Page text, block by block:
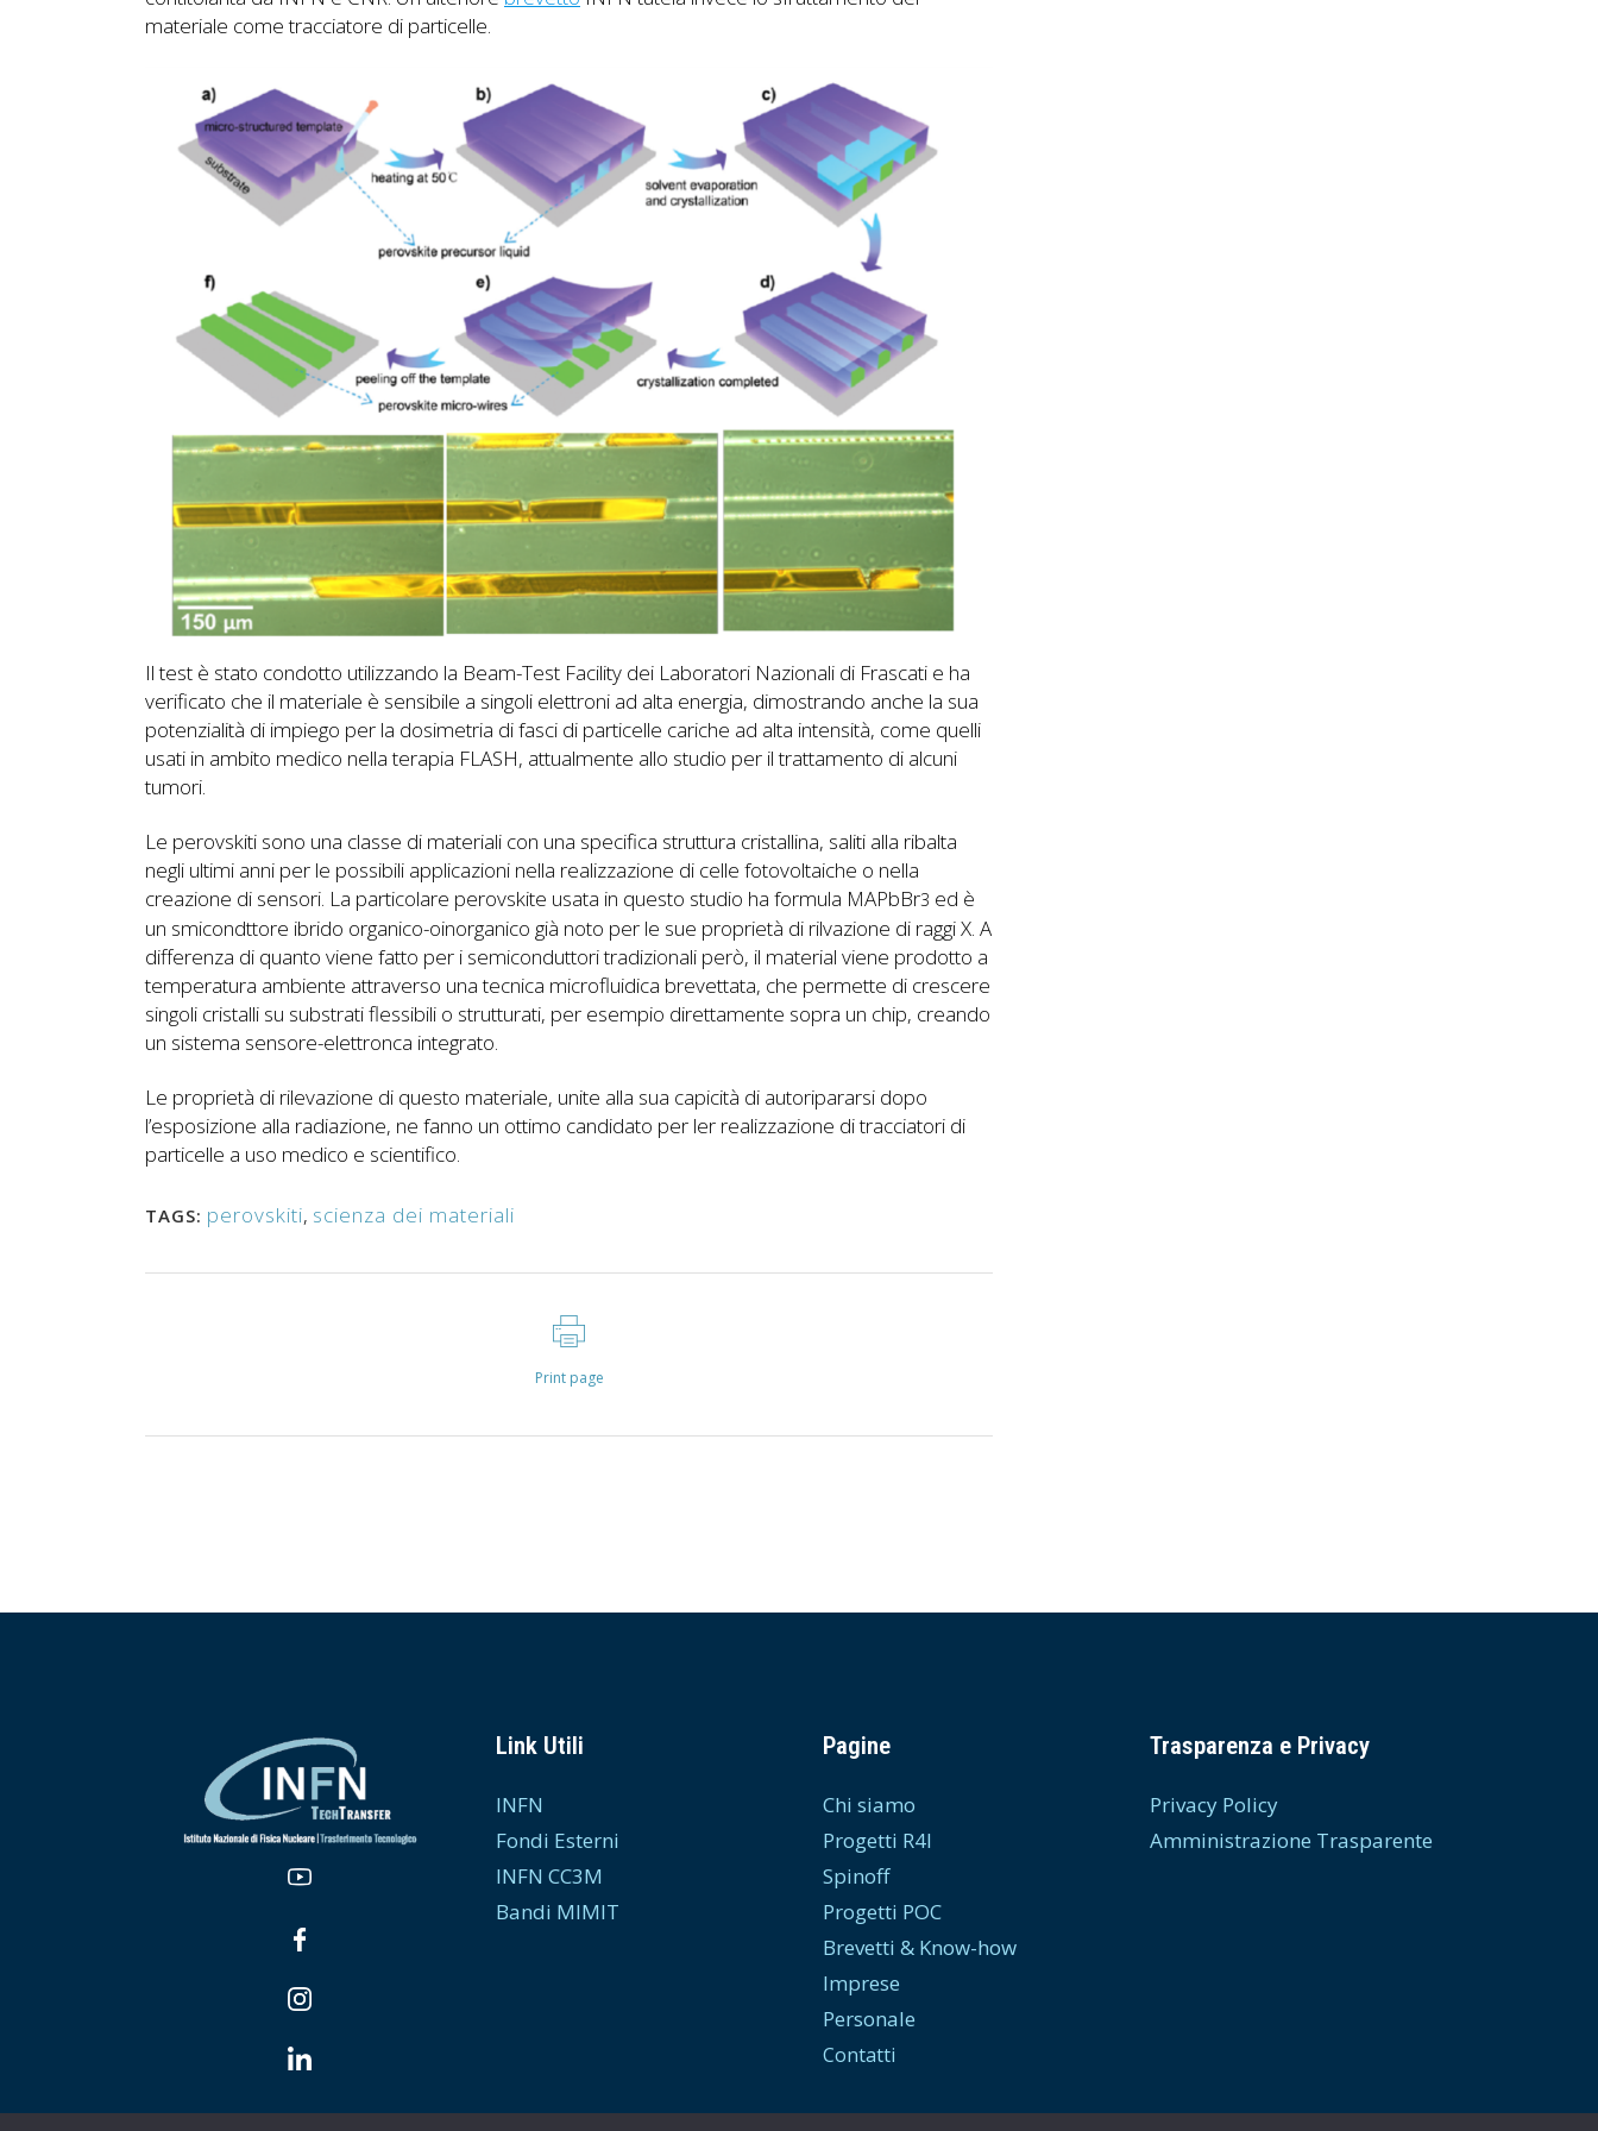
materiale come tracciatore di particelle.
Il test è stato condotto utilizzando la Beam-Test Facility dei Laboratori Nazionali di Frascati e ha
verificato che il materiale è sensibile a singoli elettroni ad alta energia, dimostrando anche la sua
potenzialità di impiego per la dosimetria di fasci di particelle cariche ad alta intensità, come quelli
usati in ambito medico nella terapia FLASH, attualmente allo studio per il trattamento di alcuni
tumori.
Le perovskiti sono una classe di materiali con una specifica struttura cristallina, saliti alla ribalta
negli ultimi anni per le possibili applicazioni nella realizzazione di celle fotovoltaiche o nella
creazione di sensori. La particolare perovskite usata in questo studio ha formula MAPbBr3 ed è
un smicondttore ibrido organico-oinorganico già noto per le sue proprietà di rilvazione di raggi X. A
differenza di quanto viene fatto per i semiconduttori tradizionali però, il material viene prodotto a
temperatura ambiente attraverso una tecnica microfluidica brevettata, che permette di crescere
singoli cristalli su substrati flessibili o strutturati, per esempio direttamente sopra un chip, creando
un sistema sensore-elettronca integrato.
Le proprietà di rilevazione di questo materiale, unite alla sua capicità di autoripararsi dopo
l’esposizione alla radiazione, ne fanno un ottimo candidato per ler realizzazione di tracciatori di
particelle a uso medico e scientifico.
TAGS: perovskiti, scienza dei materiali
Print page
Link Utili
INFN
Fondi Esterni
INFN CC3M
Bandi MIMIT
Pagine
Chi siamo
Progetti R4I
Spinoff
Progetti POC
Brevetti & Know-how
Imprese
Personale
Contatti
Trasparenza e Privacy
Privacy Policy
Amministrazione Trasparente